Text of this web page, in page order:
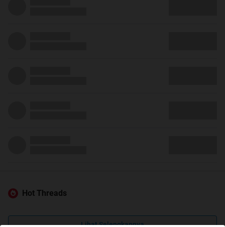
Hot Threads
Lihat Selengkapnya